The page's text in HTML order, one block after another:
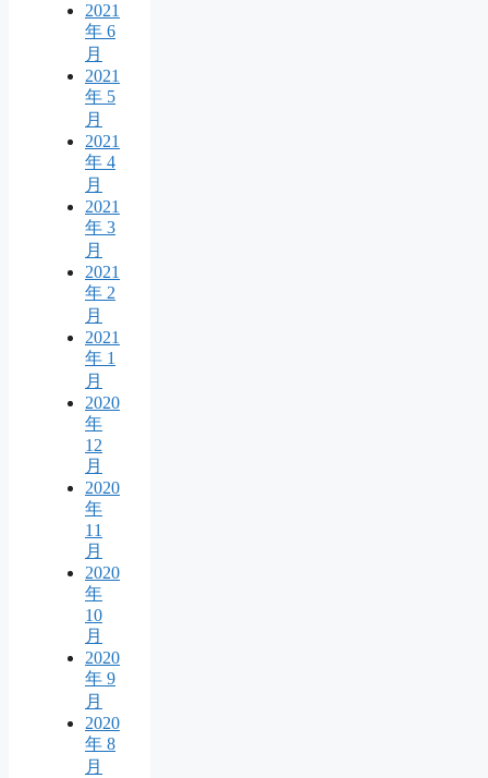
2021
年 6
月
2021
年 5
月
2021
年 4
月
2021
年 3
月
2021
年 2
月
2021
年 1
月
2020
年
12
月
2020
年
11
月
2020
年
10
月
2020
年 9
月
2020
年 8
月